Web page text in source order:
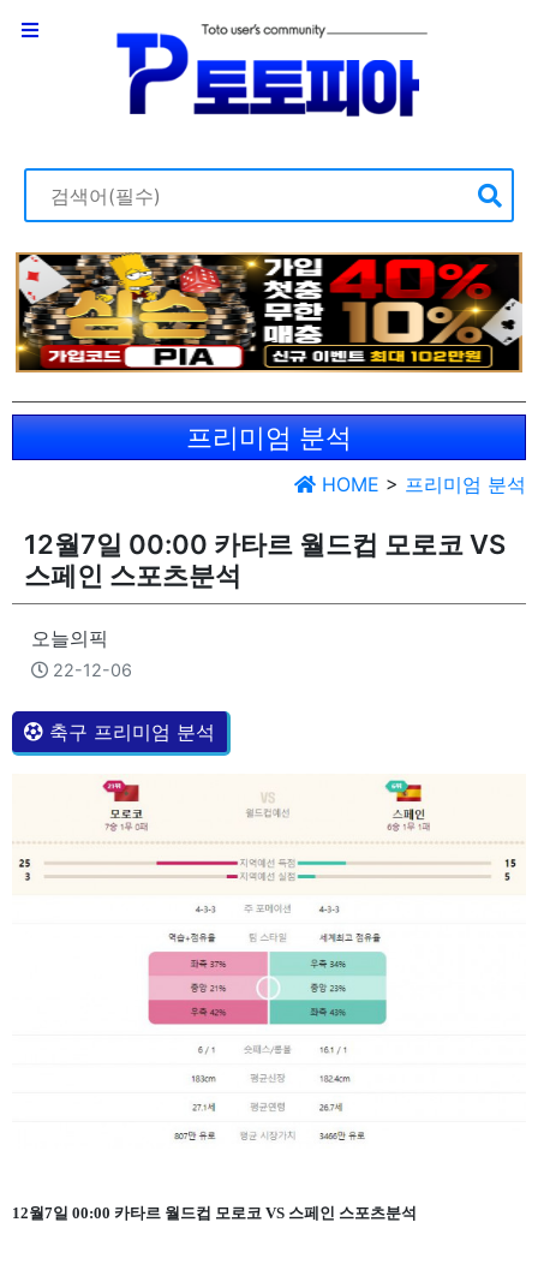
프리미엄 분석
HOME > 프리미엄 분석
12월7일 00:00 카타르 월드컵 모로코 VS
스페인 스포츠분석
오늘의픽
22-12-06
축구 프리미엄 분석
12월7일 00:00 카타르 월드컵 모로코 VS 스페인 스포츠분석